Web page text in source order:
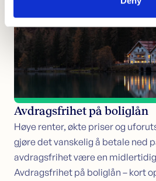
Avdragsfrihet på boliglån
Høye renter, økte priser og
gjøre det vanskelig å betale ned
avdragsfrihet være en
Avdragsfrihet på boliglån – kort